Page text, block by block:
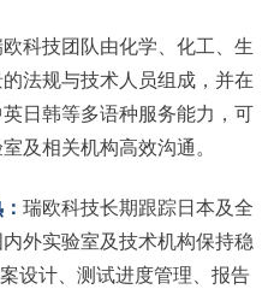
科技团队由化学、化工、生
法规与技术人员组成，并在
日韩等多语种服务能力，可
及相关机构高效沟通。
瑞欧科技长期跟踪日本及全
外实验室及技术机构保持稳
设计、测试进度管理、报告